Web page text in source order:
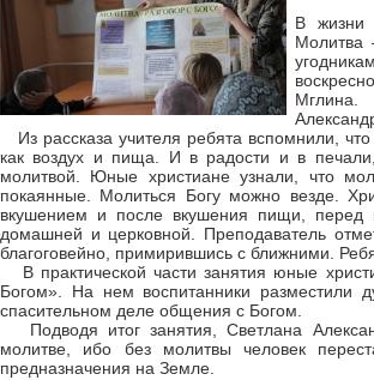
В жизни
Молитва
Мглина.
Из рассказа учителя ребята вспомнили,
как воздух и пища. И в радости и в
молитвой. Юные христиане узнали, что
покаянные. Молиться Богу можно везде.
вкушением и после вкушения пищи, перед
домашней и церковной. Преподаватель
благоговейно, примирившись с ближними.
В практической части занятия юные
Богом». На нем воспитанники разместили
спасительном деле общения с Богом.
Подводя итог занятия, Светлана
молитве, ибо без молитвы человек
предназначения на Земле.